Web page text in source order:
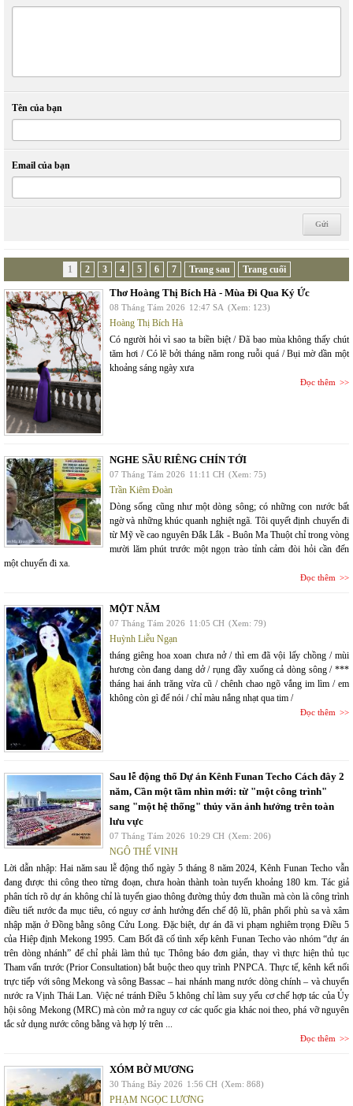
Tên của bạn
Email của bạn
1 2 3 4 5 6 7 Trang sau Trang cuối
Thơ Hoàng Thị Bích Hà - Mùa Đi Qua Ký Ức
08 Tháng Tám 2026 12:47 SA (Xem: 123)
Hoàng Thị Bích Hà
Có người hỏi vì sao ta biền biệt / Đã bao mùa không thấy chút
tăm hơi / Có lẽ bởi tháng năm rong ruỗi quá / Bụi mờ dần một
khoảng sáng ngày xưa
Đọc thêm
NGHE SẦU RIÊNG CHÍN TỚI
07 Tháng Tám 2026 11:11 CH (Xem: 75)
Trần Kiêm Đoàn
Dòng sống cũng như một dòng sông; có những con nước bất
ngờ và những khúc quanh nghiệt ngã. Tôi quyết định chuyến đi
từ Mỹ về cao nguyên Đắk Lắk - Buôn Ma Thuột chỉ trong vòng
mười lăm phút trước một ngọn trào tỉnh cảm đòi hỏi cần đến
một chuyến đi xa.
Đọc thêm
MỘT NĂM
07 Tháng Tám 2026 11:05 CH (Xem: 79)
Huỳnh Liễu Ngạn
tháng giêng hoa xoan chưa nở / thì em đã vội lấy chồng / mùi
hương còn đang dang dở / rụng đầy xuống cả dòng sông / ***
tháng hai ánh trăng vừa cũ / chênh chao ngõ vắng im lìm / em
không còn gì để nói / chỉ màu nắng nhạt qua tim /
Đọc thêm
Sau lễ động thổ Dự án Kênh Funan Techo Cách đây 2
năm, Cần một tầm nhìn mới: từ "một công trình"
sang "một hệ thống" thủy văn ảnh hưởng trên toàn
lưu vực
07 Tháng Tám 2026 10:29 CH (Xem: 206)
NGÔ THẾ VINH
Lời dẫn nhập: Hai năm sau lễ động thổ ngày 5 tháng 8 năm 2024, Kênh Funan Techo vẫn
đang được thi công theo từng đoạn, chưa hoàn thành toàn tuyến khoảng 180 km. Tác giả
phân tích rõ dự án không chỉ là tuyến giao thông đường thủy đơn thuần mà còn là công trình
điều tiết nước đa mục tiêu, có nguy cơ ảnh hưởng đến chế độ lũ, phân phối phù sa và xâm
nhập mặn ở Đồng bằng sông Cửu Long. Đặc biệt, dự án đã vi phạm nghiêm trọng Điều 5
của Hiệp định Mekong 1995. Cam Bốt đã cố tình xếp kênh Funan Techo vào nhóm “dự án
trên dòng nhánh” để chỉ phải làm thủ tục Thông báo đơn giản, thay vì thực hiện thủ tục
Tham vấn trước (Prior Consultation) bắt buộc theo quy trình PNPCA. Thực tế, kênh kết nối
trực tiếp với sông Mekong và sông Bassac – hai nhánh mang nước dòng chính – và chuyển
nước ra Vịnh Thái Lan. Việc né tránh Điều 5 không chỉ làm suy yếu cơ chế hợp tác của Ủy
hội sông Mekong (MRC) mà còn mở ra nguy cơ các quốc gia khác noi theo, phá vỡ nguyên
tắc sử dụng nước công bằng và hợp lý trên ...
Đọc thêm
XÓM BỜ MƯƠNG
30 Tháng Bảy 2026 1:56 CH (Xem: 868)
PHẠM NGỌC LƯƠNG